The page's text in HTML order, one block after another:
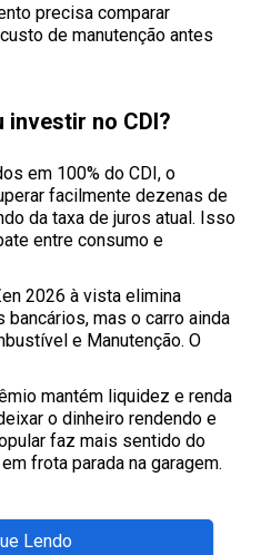
precisa comparar
de manutenção antes
no CDI?
em 100% do CDI, o
facilmente dezenas de
da taxa de juros atual. Isso
entre consumo e
2026 à vista elimina
bancários, mas o carro ainda
e Manutenção. O
mantém liquidez e renda
o dinheiro rendendo e
faz mais sentido do
frota parada na garagem.
Lendo